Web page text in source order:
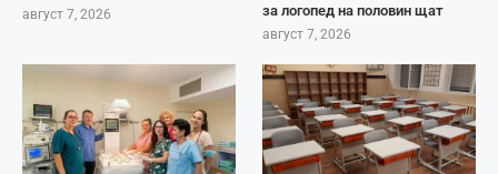
август 7, 2026
за логопед на половин щат
август 7, 2026